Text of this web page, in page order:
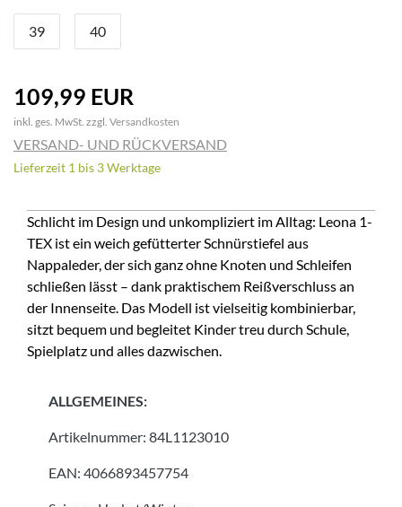
39 40
109,99 EUR
inkl. ges. MwSt. zzgl. Versandkosten
VERSAND- UND RÜCKVERSAND
Lieferzeit 1 bis 3 Werktage
Schlicht im Design und unkompliziert im Alltag: Leona 1-
TEX ist ein weich gefütterter Schnürstiefel aus
Nappaleder, der sich ganz ohne Knoten und Schleifen
schließen lässt – dank praktischem Reißverschluss an
der Innenseite. Das Modell ist vielseitig kombinierbar,
sitzt bequem und begleitet Kinder treu durch Schule,
Spielplatz und alles dazwischen.
ALLGEMEINES:
Artikelnummer: 84L1123010
EAN: 4066893457754